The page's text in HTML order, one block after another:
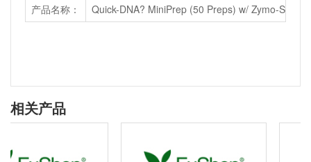
产品名称： Quick-DNA? MiniPrep (50 Preps) w/ Zymo-Spin?
相关产品